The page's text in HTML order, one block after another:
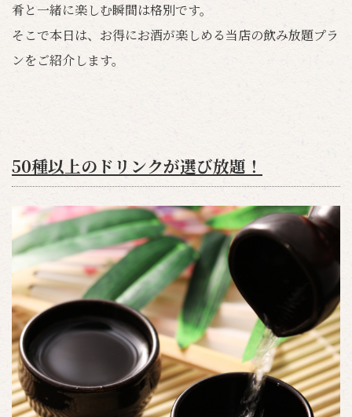
肴と一緒に楽しむ瞬間は格別です。
そこで本日は、お得にお酒が楽しめる当店の飲み放題プラ
ンをご紹介します。
50種以上のドリンクが選び放題！